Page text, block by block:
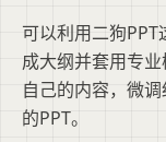
可以利用二狗
成大纲并套用专
自己的内容，微
的PPT。